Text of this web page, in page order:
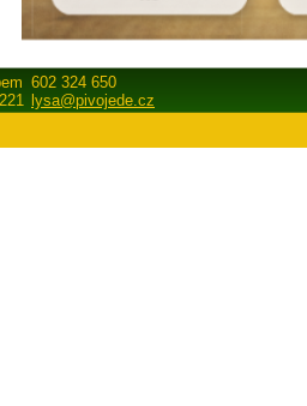
602 324 650
lysa@pivojede.cz